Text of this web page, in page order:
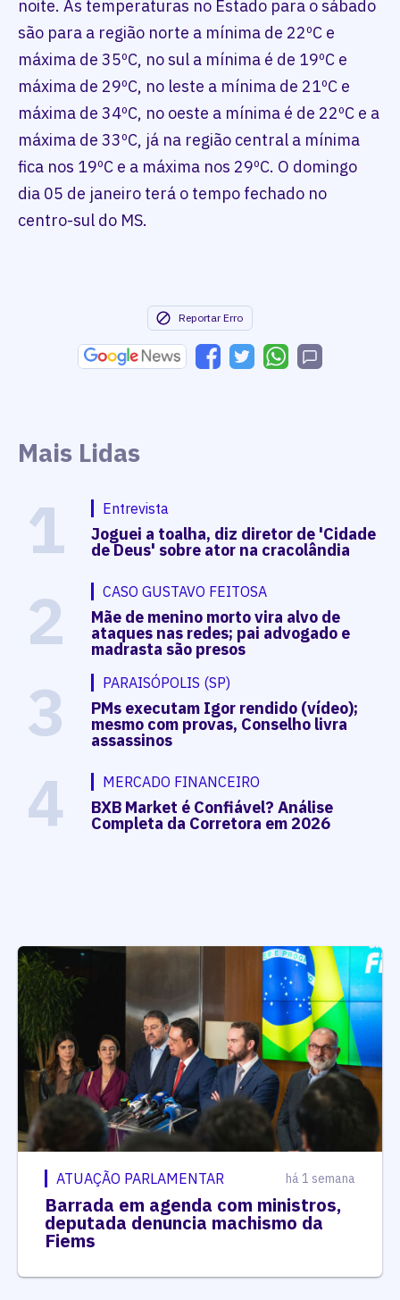
noite. As temperaturas no Estado para o sábado
são para a região norte a mínima de 22ºC e
máxima de 35ºC, no sul a mínima é de 19ºC e
máxima de 29ºC, no leste a mínima de 21ºC e
máxima de 34ºC, no oeste a mínima é de 22ºC e a
máxima de 33ºC, já na região central a mínima
fica nos 19ºC e a máxima nos 29ºC. O domingo
dia 05 de janeiro terá o tempo fechado no
centro-sul do MS.
Reportar Erro
Mais Lidas
1 Entrevista
Joguei a toalha, diz diretor de 'Cidade
de Deus' sobre ator na cracolândia
2 CASO GUSTAVO FEITOSA
Mãe de menino morto vira alvo de
ataques nas redes; pai advogado e
madrasta são presos
3 PARAISÓPOLIS (SP)
PMs executam Igor rendido (vídeo);
mesmo com provas, Conselho livra
assassinos
4 MERCADO FINANCEIRO
BXB Market é Confiável? Análise
Completa da Corretora em 2026
ATUAÇÃO PARLAMENTAR há 1 semana
Barrada em agenda com ministros,
deputada denuncia machismo da
Fiems